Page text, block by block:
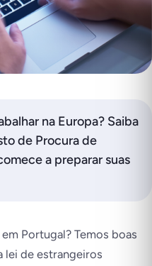
na Europa? Saiba
de Procura de
a preparar suas
Portugal? Temos boas
lei de estrangeiros